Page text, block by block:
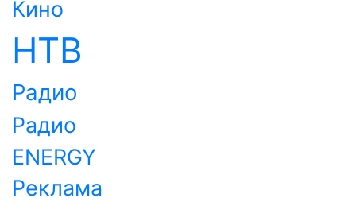
Кино
НТВ
Радио
Радио
ENERGY
Реклама